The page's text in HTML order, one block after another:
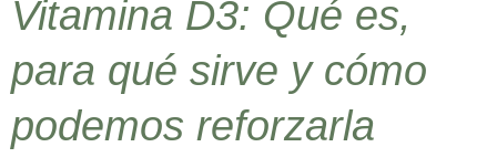
Vitamina D3: Qué es,
para qué sirve y cómo
podemos reforzarla